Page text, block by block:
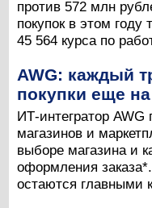
против 572 млн
покупок в этом
45 564 курса по
AWG: каждый
покупки еще на
ИТ-интегратор
магазинов и
выборе магазина и
оформления
остаются главными